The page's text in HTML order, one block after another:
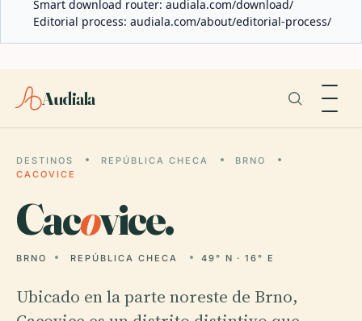
Smart download router: audiala.com/download/
Editorial process: audiala.com/about/editorial-process/
Audiala
DESTINOS REPÚBLICA CHECA
BRNO
CACOVICE
Cacovice.
BRNO REPÚBLICA CHECA 49° N · 16° E
Ubicado en la parte noreste de Brno,